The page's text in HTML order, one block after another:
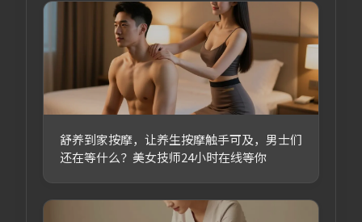
舒养到家按摩，让养生按摩触手可及，男士们
还在等什么？美女技师24小时在线等你